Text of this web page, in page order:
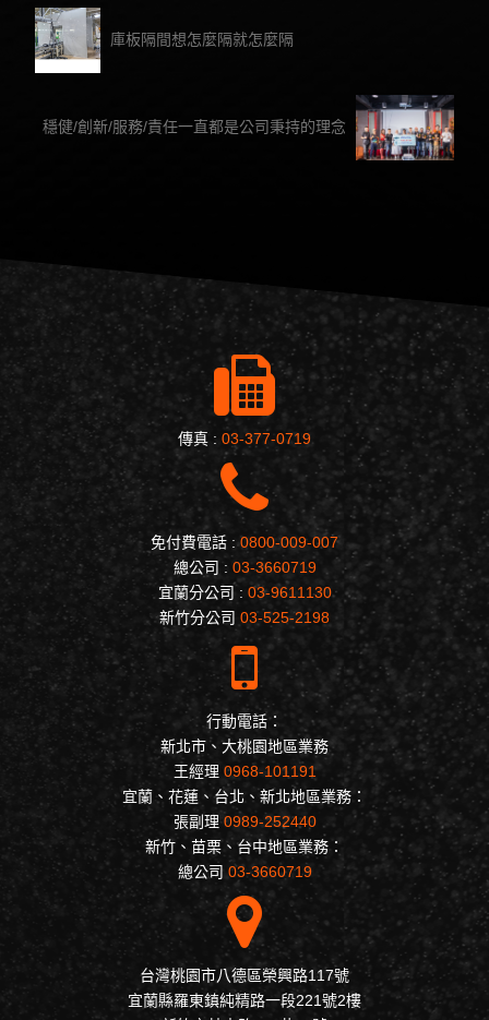
庫板隔間想怎麼隔就怎麼隔
穩健/創新/服務/責任一直都是公司秉持的理念
傳真 : 03-377-0719
免付費電話 :0800-009-007
總公司 : 03-3660719
宜蘭分公司 : 03-9611130
新竹分公司 03-525-2198
行動電話：
新北市、大桃園地區業務
王經理 0968-101191
宜蘭、花蓮、台北、新北地區業務：
張副理0989-252440
新竹、苗栗、台中地區業務：
總公司 03-3660719
台灣桃園市八德區榮興路117號
宜蘭縣羅東鎮純精路一段221號2樓